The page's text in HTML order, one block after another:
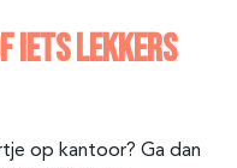
IETS LEKKERS
op kantoor? Ga dan